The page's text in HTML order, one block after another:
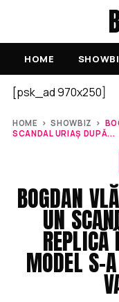
HOME
[psk_ad 970x250]
HOME ›SHOWBIZ ›
SCANDAL URIAȘ DUPĂ...
BOGDAN
UN
MODEL S-